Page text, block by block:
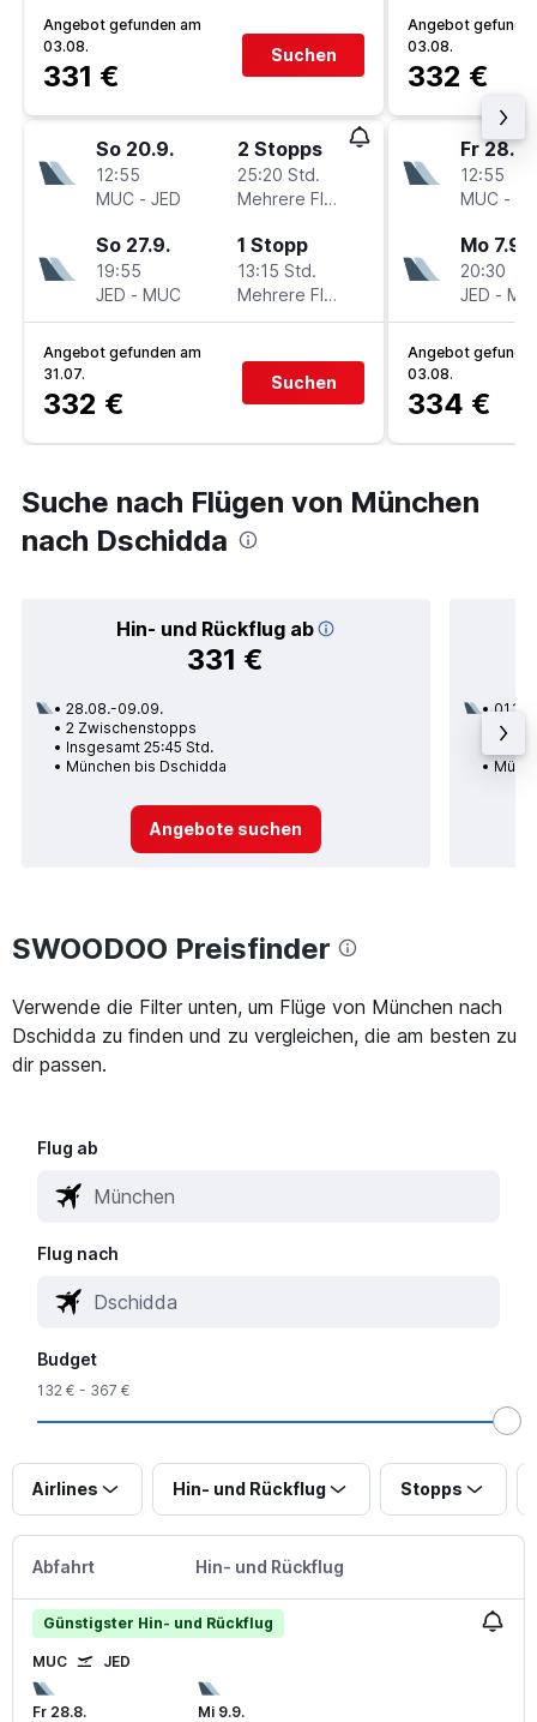
Angebot gefunden am
03.08.
331 €
Suchen
So 20.9.
12:55
MUC - JED
2 Stopps
25:20 Std.
Mehrere Fluglinien
So 27.9.
19:55
JED - MUC
1 Stopp
13:15 Std.
Mehrere Fluglinien
Angebot gefunden am
31.07.
332 €
Suchen
Angebot
03.08.
332 €
Fr 28.8.
12:55
MUC -
Mo 7.9.
20:30
JED -
Angebot
03.08.
334 €
Suche nach Flügen von München
nach Dschidda
Hin- und Rückflug ab
331 €
28.08.-09.09.
2 Zwischenstopps
Insgesamt 25:45 Std.
München bis Dschidda
Angebote suchen
01.12.
1
SWOODOO Preisfinder
Verwende die Filter unten, um Flüge von München nach
Dschidda zu finden und zu vergleichen, die am besten zu
dir passen.
Flug ab
Flug nach
Budget
132 € - 367 €
Airlines Hin- und Rückflug Stopps
Abfahrt Hin- und Rückflug
Günstigster Hin- und Rückflug
MUC JED
Fr 28.8.
Mi 9.9.